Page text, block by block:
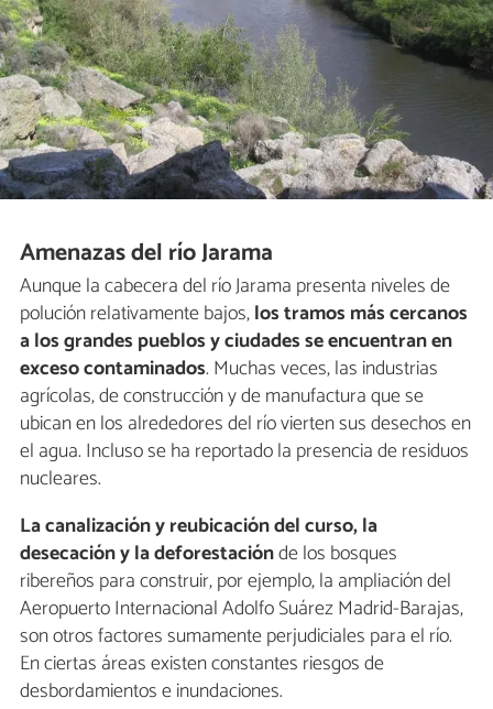
Amenazas del río Jarama
Aunque la cabecera del río Jarama presenta niveles de
polución relativamente bajos,los tramos más cercanos
a los grandes pueblos y ciudades se encuentran en
exceso contaminados. Muchas veces, las industrias
agrícolas, de construcción y de manufactura que se
ubican en los alrededores del río vierten sus desechos en
el agua. Incluso se ha reportado la presencia de residuos
nucleares.
La canalización y reubicación del curso, la
desecación y la deforestaciónde los bosques
ribereños para construir, por ejemplo, la ampliación del
Aeropuerto Internacional Adolfo Suárez Madrid-Barajas,
son otros factores sumamente perjudiciales para el río.
En ciertas áreas existen constantes riesgos de
desbordamientos e inundaciones.